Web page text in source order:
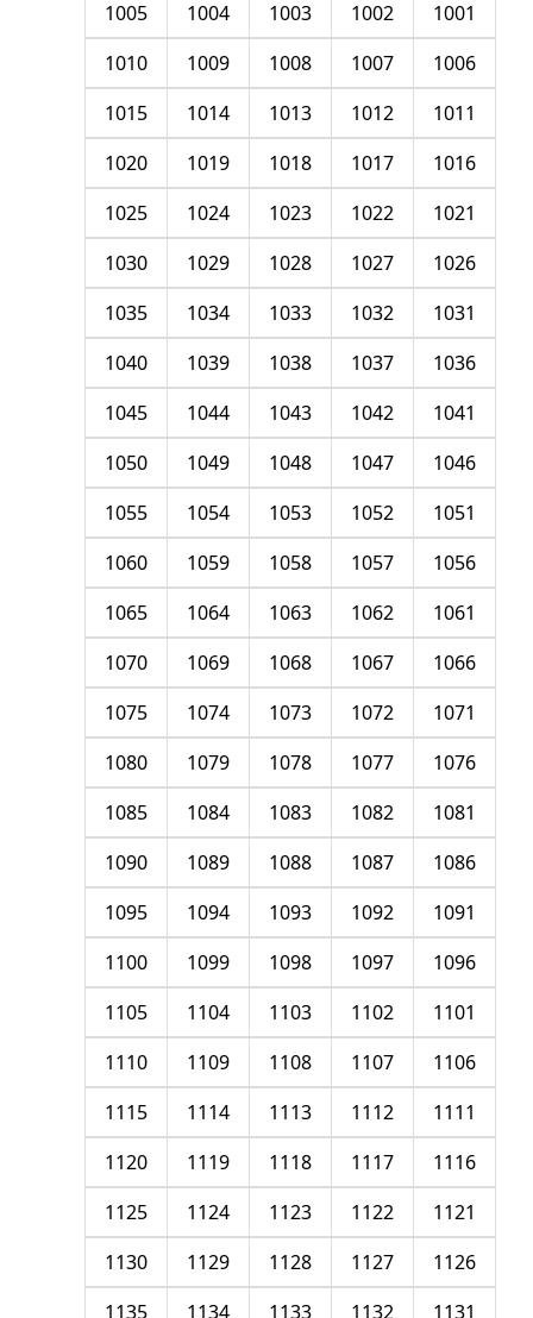
1001
1002
1003
1004
1005
1006
1007
1008
1009
1010
1011
1012
1013
1014
1015
1016
1017
1018
1019
1020
1021
1022
1023
1024
1025
1026
1027
1028
1029
1030
1031
1032
1033
1034
1035
1036
1037
1038
1039
1040
1041
1042
1043
1044
1045
1046
1047
1048
1049
1050
1051
1052
1053
1054
1055
1056
1057
1058
1059
1060
1061
1062
1063
1064
1065
1066
1067
1068
1069
1070
1071
1072
1073
1074
1075
1076
1077
1078
1079
1080
1081
1082
1083
1084
1085
1086
1087
1088
1089
1090
1091
1092
1093
1094
1095
1096
1097
1098
1099
1100
1101
1102
1103
1104
1105
1106
1107
1108
1109
1110
1111
1112
1113
1114
1115
1116
1117
1118
1119
1120
1121
1122
1123
1124
1125
1126
1127
1128
1129
1130
1131
1132
1133
1134
1135